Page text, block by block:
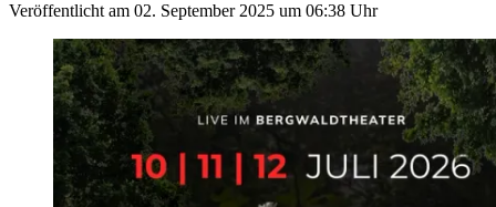
Veröffentlicht am 02. September 2025 um 06:38 Uhr